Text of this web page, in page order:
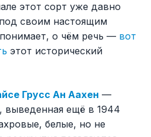
этот сорт уже давно
своим настоящим
о чём речь — вот
этот исторический
Грусс Ан Аахен —
выведенная ещё в 1944
белые, но не